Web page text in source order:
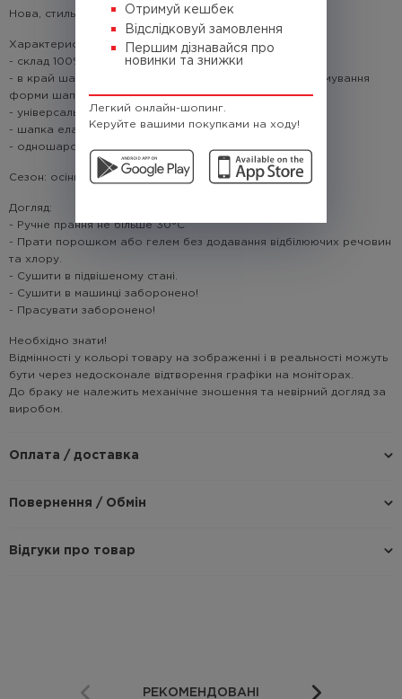
Отримуй кешбек
Відслідковуй замовлення
Першим дізнавайся про
новинки та знижки
Легкий онлайн-шопинг.
Керуйте вашими покупками на ходу!
Нова, стильна та доповнить твій лук взимку.
Характеристики:
- склад 100% акрил
- в край шапки вплетено еластичну резинку для підтримування
форми шапки
- універсальний розмір
- шапка еластична
- одношарова в'язка з щільної пряжі
Сезон: осінь/зима
Догляд:
- Ручне прання не більше 30°C
- Прати порошком або гелем без додавання відбілюючих речовин
та хлору.
- Сушити в підвішеному стані.
- Сушити в машинці заборонено!
- Прасувати заборонено!
Необхідно знати!
Відмінності у кольорі товару на зображенні і в реальності можуть
бути через недосконале відтворення графіки на моніторах.
До браку не належить механічне зношення та невірний догляд за
виробом.
Оплата / доставка
Повернення / Обмін
Відгуки про товар
РЕКОМЕНДОВАНІ